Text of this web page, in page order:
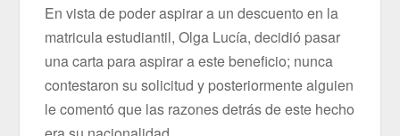
En vista de poder aspirar a un descuento en la
matricula estudiantil, Olga Lucía, decidió pasar
una carta para aspirar a este beneficio; nunca
contestaron su solicitud y posteriormente alguien
le comentó que las razones detrás de este hecho